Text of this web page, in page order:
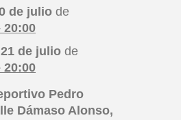
de julio de
20:00
de julio de
20:00
Pedro
Dámaso Alonso,